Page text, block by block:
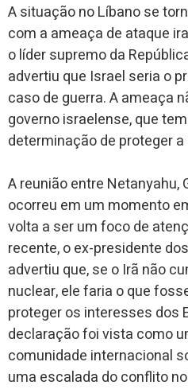
A situação no Líbano se
com a ameaça de ataque
o líder supremo da
advertiu que Israel seria o
caso de guerra. A ameaça
governo israelense, que
determinação de proteger
A reunião entre Netanyahu,
ocorreu em um momento
volta a ser um foco de
recente, o ex-presidente
advertiu que, se o Irã não
nuclear, ele faria o que
proteger os interesses dos
declaração foi vista como
comunidade internacional
uma escalada do conflito